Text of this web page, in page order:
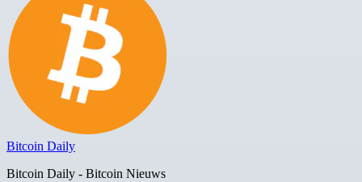
Bitcoin Daily
Bitcoin Daily - Bitcoin Nieuws